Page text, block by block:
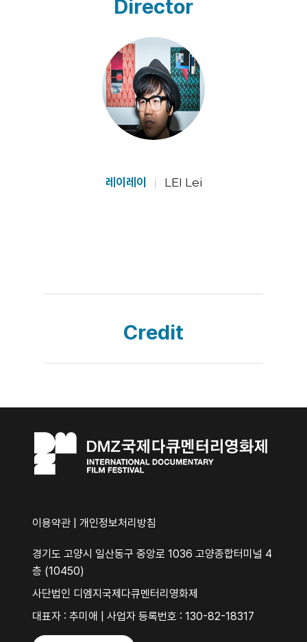
Director
레이레이 LEI Lei
Credit
이용약관 개인정보처리방침
경기도 고양시 일산동구 중앙로 1036 고양종합터미널 4
층 (10450)
사단법인 디엠지국제다큐멘터리영화제
대표자 : 추미애 | 사업자 등록번호 : 130-82-18317